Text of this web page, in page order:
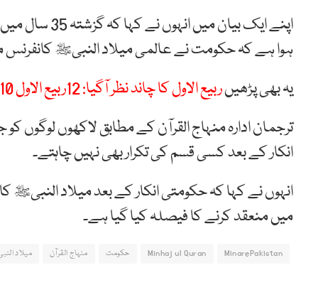
اپنے ایک
ہوا ہے کہ حکومت نے عالمی میلاد النبیﷺ کانفرنس
یہ بھی پڑھیںربیع الاول کا چاند نظر آگیا: 12ربیع الاول 10 نومبر بروز اتوار منائی جائے گی
ترجمان ادارہ منہاج القرآن کے مطابق لاکھوں لوگوں
انکار کے بعد کسی قسم کی تکرار بھی نہیں چاہتے۔
انہوں نے کہا کہ حکومتی انکار کے بعد میلاد النبیﷺ
میں منعقد کرنے کا فیصلہ کیا گیا ہے۔
MinarePakistan
Minhaj ul Quran حکومت منہاج القرآن میلاد